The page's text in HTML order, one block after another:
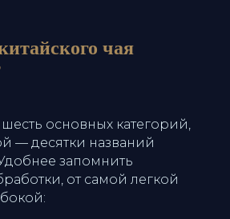
чая
основных категорий,
— десятки названий
запомнить
от самой легкой